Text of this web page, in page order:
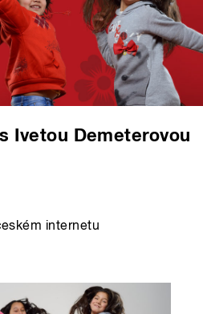
Ivetou Demeterovou
internetu